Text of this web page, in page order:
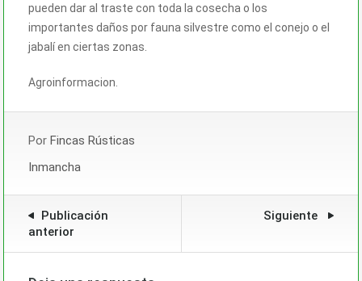
pueden dar al traste con toda la cosecha o los
importantes daños por fauna silvestre como el conejo o el
jabalí en ciertas zonas.
Agroinformacion.
Por Fincas Rústicas
Inmancha
Publicación
anterior
Siguiente